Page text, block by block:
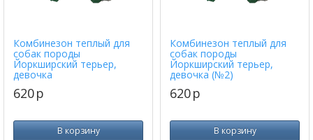
Комбинезон теплый для
собак породы
Йоркширский терьер,
девочка
620p
В корзину
Комбинезон теплый для
собак породы
Йоркширский терьер,
девочка (№2)
620p
В корзину